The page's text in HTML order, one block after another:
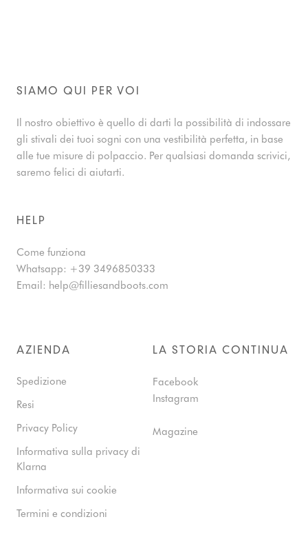
SIAMO QUI PER VOI
Il nostro obiettivo è quello di darti la possibilità di indossare
gli stivali dei tuoi sogni con una vestibilità perfetta, in base
alle tue misure di polpaccio. Per qualsiasi domanda scrivici,
saremo felici di aiutarti.
HELP
Come funziona
Whatsapp: +39 3496850333
Email: help@filliesandboots.com
AZIENDA
Spedizione
Resi
Privacy Policy
Informativa sulla privacy di
Klarna
Informativa sui cookie
Termini e condizioni
LA STORIA CONTINUA
Facebook
Instagram
Magazine